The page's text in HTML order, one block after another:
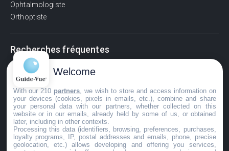
Ophtalmologiste
Orthoptiste
Recherches fréquentes
Pathologies adultes
Signes d'une urgence ophtalmologique
La vision
Acuité visuelle
Myosis / mydriase
Œdème oculaire
Welcome
With our 210 partners , we wish to store and access information on
your devices (cookies, pixels in emails, etc.), combine and share
your personal data with our partners, whether collected on this
website or in our emails, already held by some of us, or obtained
later, including in other contexts.
Processing this data (identifiers, browsing, preferences, purchases,
loyalty programs, IP, postal addresses and emails, phone, precise
geolocation, etc.) allows developing and offering you services,